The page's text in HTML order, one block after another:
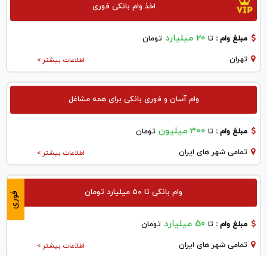
اخذ وام بانکی فوری
مبلغ وام : تا 20 میلیارد تومان
اطلاعات بیشتر > تهران
وام آسان و فوری بانکی برای همه مشاغل
مبلغ وام : تا 300 میلیون تومان
اطلاعات بیشتر > تمامی شهر های ایران
فوری وام بانکی تا ۵۰ میلیارد تومان
مبلغ وام : تا 50 میلیارد تومان
اطلاعات بیشتر > تمامی شهر های ایران